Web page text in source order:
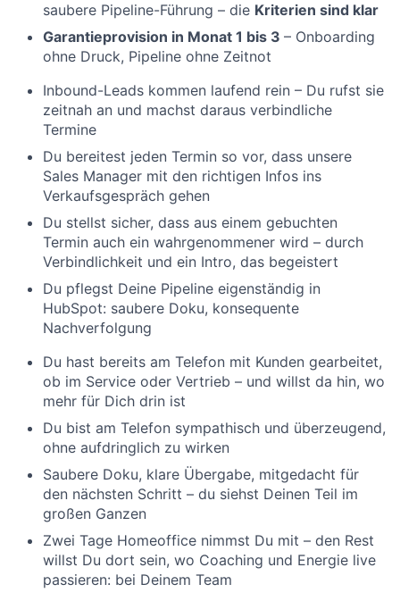
saubere Pipeline-Führung – die Kriterien sind klar
Garantieprovision in Monat 1 bis 3 – Onboarding
ohne Druck, Pipeline ohne Zeitnot
Inbound-Leads kommen laufend rein – Du rufst sie
zeitnah an und machst daraus verbindliche
Termine
Du bereitest jeden Termin so vor, dass unsere
Sales Manager mit den richtigen Infos ins
Verkaufsgespräch gehen
Du stellst sicher, dass aus einem gebuchten
Termin auch ein wahrgenommener wird – durch
Verbindlichkeit und ein Intro, das begeistert
Du pflegst Deine Pipeline eigenständig in
HubSpot: saubere Doku, konsequente
Nachverfolgung
Du hast bereits am Telefon mit Kunden gearbeitet,
ob im Service oder Vertrieb – und willst da hin, wo
mehr für Dich drin ist
Du bist am Telefon sympathisch und überzeugend,
ohne aufdringlich zu wirken
Saubere Doku, klare Übergabe, mitgedacht für
den nächsten Schritt – du siehst Deinen Teil im
großen Ganzen
Zwei Tage Homeoffice nimmst Du mit – den Rest
willst Du dort sein, wo Coaching und Energie live
passieren: bei Deinem Team